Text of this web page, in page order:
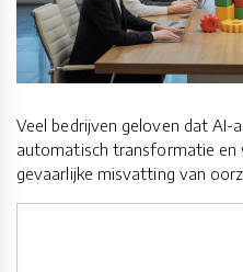
Veel bedrijven geloven dat AI-
automatisch transformatie en
gevaarlijke misvatting van